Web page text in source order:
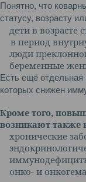
Понятно, что
статусу, возрасту
дети в возрасте
в период
люди
беременные
Есть ещё
которых снижен
Кроме того,
возникают также
хронические
онко- и